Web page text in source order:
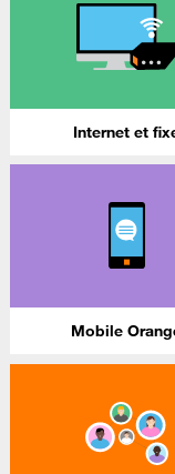
Internet et
Mobile